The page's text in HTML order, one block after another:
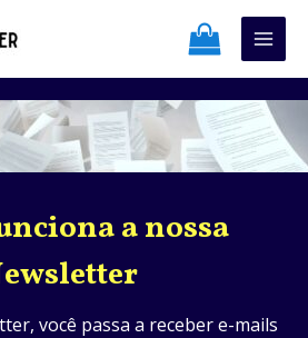
Main
a nossa
você passa a receber e-mails